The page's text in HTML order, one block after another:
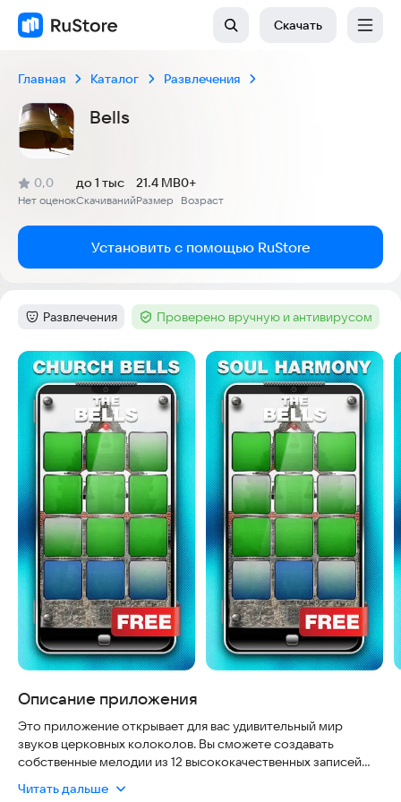
Скачать
Главная Каталог Развлечения
Bells
Рейтинг:
0,0
(
Нет оценок
)
Скачиваний
до 1 тыс
Размер
21.4 MB
Возраст
0+
Установить с помощью RuStore
Категория:
Развлечения Тег :Проверено вручную и антивирусом
Скриншоты
Описание приложения
Это приложение открывает для вас удивительный мир
звуков церковных колоколов. Вы сможете создавать
собственные мелодии из 12 высококачественных записей
колоколов обладает чудодейственной силой. Колокольный
Читать дальше